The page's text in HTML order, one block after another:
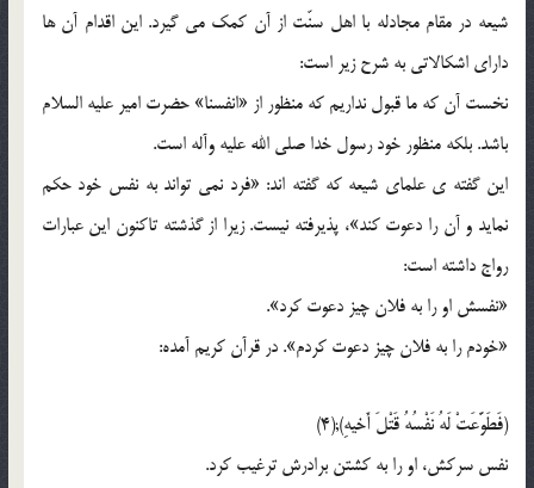
شیعه در مقام مجادله با اهل سنّت از آن کمک مى گیرد. این اقدام آن ها
داراى اشکالاتى به شرح زیر است:
نخست آن که ما قبول نداریم که منظور از «انفسنا» حضرت امیر علیه السلام
باشد. بلکه منظور خود رسول خدا صلى الله علیه وآله است.
این گفته ی علماى شیعه که گفته اند: «فرد نمى تواند به نفس خود حکم
نماید و آن را دعوت کند»، پذیرفته نیست. زیرا از گذشته تاکنون این عبارات
رواج داشته است:
«نفسش او را به فلان چیز دعوت کرد».
«خودم را به فلان چیز دعوت کردم». در قرآن کریم آمده:
(فَطَوَّعَتْ لَهُ نَفْسُهُ قَتْلَ أَخیهِ);(4)
نفس سرکش، او را به کشتن برادرش ترغیب کرد.